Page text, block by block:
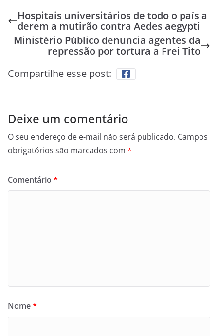
Hospitais universitários de todo o país a
derem a mutirão contra Aedes aegypti
Ministério Público denuncia agentes da
repressão por tortura a Frei Tito
Compartilhe esse post:
Deixe um comentário
O seu endereço de e-mail não será publicado. Campos
obrigatórios são marcados com *
Comentário *
Nome*